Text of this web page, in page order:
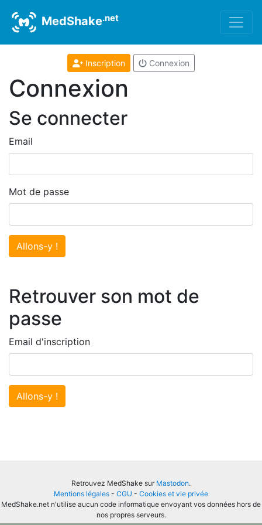
MedShake.net
Inscription Connexion
Connexion
Se connecter
Email
Mot de passe
Allons-y !
Retrouver son mot de
passe
Email d'inscription
Allons-y !
Retrouvez MedShake sur Mastodon.
Mentions légales - CGU - Cookies et vie privée
MedShake.net n'utilise aucun code informatique envoyant vos données hors de
nos propres serveurs.